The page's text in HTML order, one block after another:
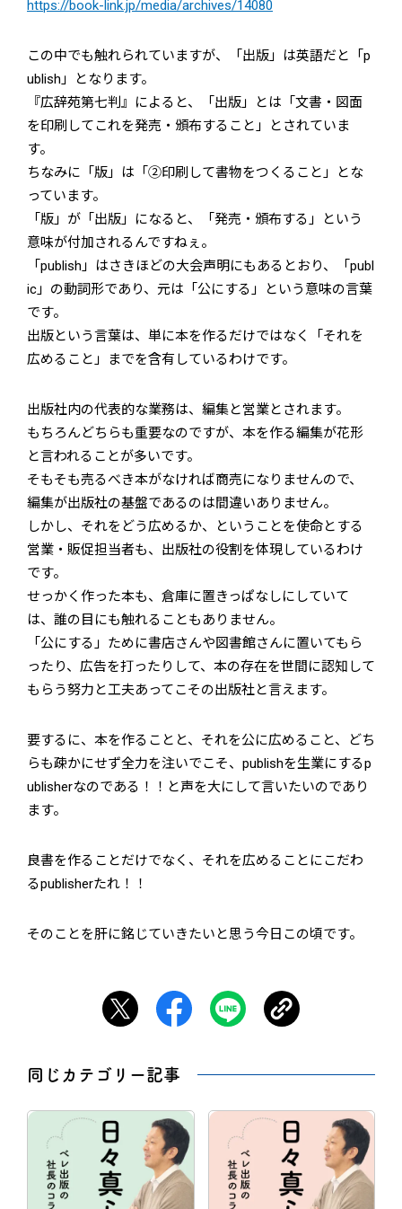
https://book-link.jp/media/archives/14080
この中でも触れられていますが、「出版」は英語だと「p
ublish」となります。
『広辞苑第七判』によると、「出版」とは「文書・図面
を印刷してこれを発売・頒布すること」とされていま
す。
ちなみに「版」は「②印刷して書物をつくること」とな
っています。
「版」が「出版」になると、「発売・頒布する」という
意味が付加されるんですねぇ。
「publish」はさきほどの大会声明にもあるとおり、「publ
ic」の動詞形であり、元は「公にする」という意味の言葉
です。
出版という言葉は、単に本を作るだけではなく「それを
広めること」までを含有しているわけです。
出版社内の代表的な業務は、編集と営業とされます。
もちろんどちらも重要なのですが、本を作る編集が花形
と言われることが多いです。
そもそも売るべき本がなければ商売になりませんので、
編集が出版社の基盤であるのは間違いありません。
しかし、それをどう広めるか、ということを使命とする
営業・販促担当者も、出版社の役割を体現しているわけ
です。
せっかく作った本も、倉庫に置きっぱなしにしていて
は、誰の目にも触れることもありません。
「公にする」ために書店さんや図書館さんに置いてもら
ったり、広告を打ったりして、本の存在を世間に認知して
もらう努力と工夫あってこその出版社と言えます。
要するに、本を作ることと、それを公に広めること、どち
らも疎かにせず全力を注いでこそ、publishを生業にするp
ublisherなのである！！と声を大にして言いたいのであり
ます。
良書を作ることだけでなく、それを広めることにこだわ
るpublisherたれ！！
そのことを肝に銘じていきたいと思う今日この頃です。
同じカテゴリー記事